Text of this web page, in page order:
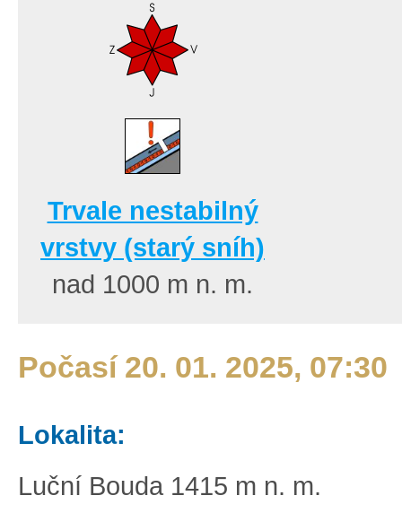
Trvale nestabilný
vrstvy (starý sníh)
nad 1000 m n. m.
Počasí 20. 01. 2025, 07:30
Lokalita:
Luční Bouda 1415 m n. m.